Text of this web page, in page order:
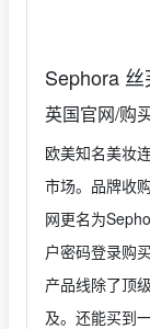
Sephora 丝
英国官网/购
欧美知名美妆
市场。品牌收
网更名为
户密码登录购买
产品线除了顶
及。还能买到